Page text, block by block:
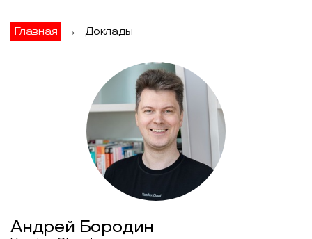
Главная → Доклады
Андрей Бородин